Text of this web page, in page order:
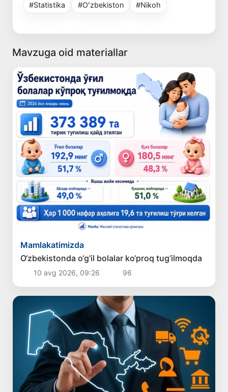
#Statistika #Oʻzbekiston #Nikoh
Mavzuga oid materiallar
Mamlakatimizda
O‘zbekistonda o‘g‘il bolalar ko‘proq tug‘ilmoqda
10 avg 2026, 09:26 96